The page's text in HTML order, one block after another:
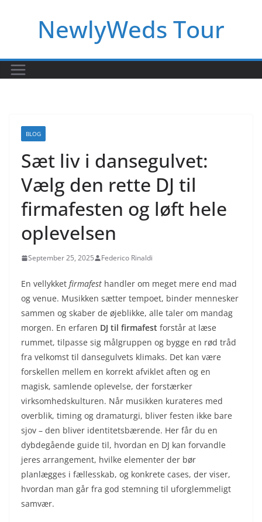
NewlyWeds Tour
BLOG
Sæt liv i dansegulvet:
Vælg den rette DJ til
firmafesten og løft hele
oplevelsen
September 25, 2025 Federico Rinaldi
En vellykket firmafest handler om meget mere end mad
og venue. Musikken sætter tempoet, binder mennesker
sammen og skaber de øjeblikke, alle taler om mandag
morgen. En erfaren DJ til firmafest forstår at læse
rummet, tilpasse sig målgruppen og bygge en rød tråd
fra velkomst til dansegulvets klimaks. Det kan være
forskellen mellem en korrekt afviklet aften og en
magisk, samlende oplevelse, der forstærker
virksomhedskulturen. Når musikken kurateres med
overblik, timing og dramaturgi, bliver festen ikke bare
sjov – den bliver identitetsbærende. Her får du en
dybdegående guide til, hvordan en DJ kan forvandle
jeres arrangement, hvilke elementer der bør
planlægges i fællesskab, og konkrete cases, der viser,
hvordan man går fra god stemning til uforglemmeligt
samvær.